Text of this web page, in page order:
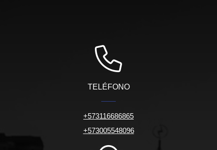
TELÉFONO
+573116686865
+573005548096